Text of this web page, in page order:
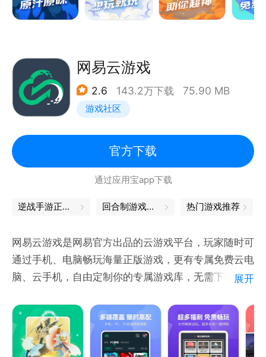
礼包，周周免费领！
网易云游戏
2.6 143.2万下载 75.90 MB
游戏社区
官方下载
通过应用宝app下载
逆战手游正版下载 回合制游戏端游 热门游戏推荐
网易云游戏是网易官方出品的云游戏平台，玩家随时可
通过手机、电脑畅玩海量正版游戏，更有专属免费云电
脑、云手机，自由定制你的专属游戏库，无需下载、不
目前支持游戏：蛋仔派对、崩坏：星穹铁道、原神、光
遇、永劫无间、第五人格、哈利波特：魔法觉醒、明日
展开